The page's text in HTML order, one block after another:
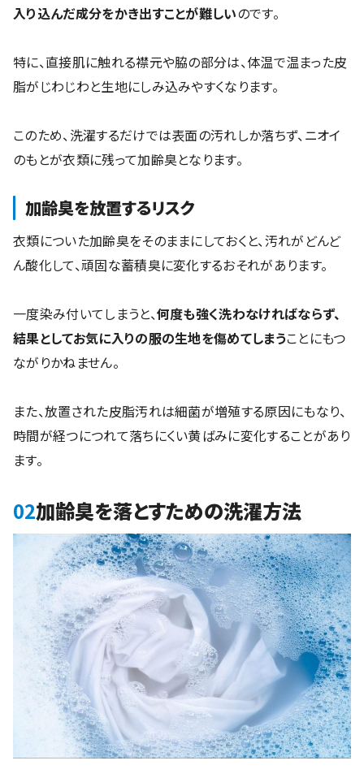
入り込んだ成分をかき出すことが難しいのです。
特に、直接肌に触れる襟元や脇の部分は、体温で温まった皮
脂がじわじわと生地にしみ込みやすくなります。
このため、洗濯するだけでは表面の汚れしか落ちず、ニオイ
のもとが衣類に残って加齢臭となります。
加齢臭を放置するリスク
衣類についた加齢臭をそのままにしておくと、汚れがどんど
ん酸化して、頑固な蓄積臭に変化するおそれがあります。
一度染み付いてしまうと、何度も強く洗わなければならず、
結果としてお気に入りの服の生地を傷めてしまうことにもつ
ながりかねません。
また、放置された皮脂汚れは細菌が増殖する原因にもなり、
時間が経つにつれて落ちにくい黄ばみに変化することがあり
ます。
02加齢臭を落とすための洗濯方法